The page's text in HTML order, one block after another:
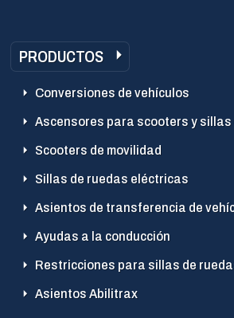
PRODUCTOS
Conversiones de vehículos
Ascensores para scooters y sillas
Scooters de movilidad
Sillas de ruedas eléctricas
Asientos de transferencia de
Ayudas a la conducción
Restricciones para sillas de
Asientos Abilitrax